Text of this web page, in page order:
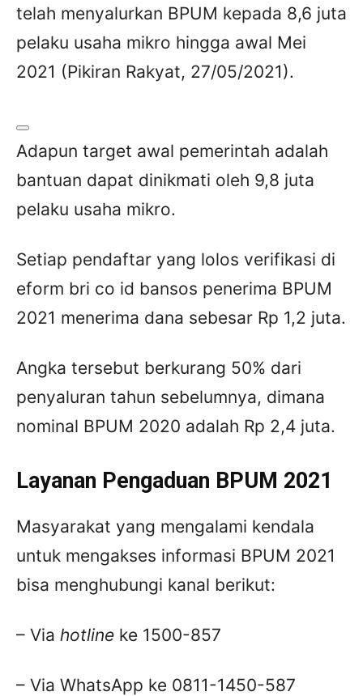
telah menyalurkan BPUM kepada 8,6 juta
pelaku usaha mikro hingga awal Mei
2021 (Pikiran Rakyat, 27/05/2021).
Adapun target awal pemerintah adalah
bantuan dapat dinikmati oleh 9,8 juta
pelaku usaha mikro.
Setiap pendaftar yang lolos verifikasi di
eform bri co id bansos penerima BPUM
2021 menerima dana sebesar Rp 1,2 juta.
Angka tersebut berkurang 50% dari
penyaluran tahun sebelumnya, dimana
nominal BPUM 2020 adalah Rp 2,4 juta.
Layanan Pengaduan BPUM 2021
Masyarakat yang mengalami kendala
untuk mengakses informasi BPUM 2021
bisa menghubungi kanal berikut:
– Via hotline ke 1500-857
– Via WhatsApp ke 0811-1450-587